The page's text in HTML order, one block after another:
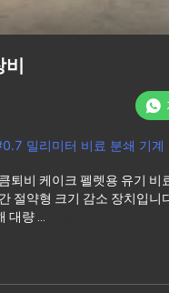
비
0.7 밀리미터 비료 분쇄 기계
퇴비 케이크 펠렛용 유기
절약형 크기 감소 장치입니
량 ...